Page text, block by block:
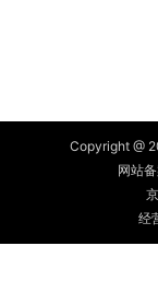
Copyright @
网站
经